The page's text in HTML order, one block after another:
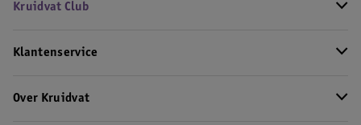
Kruidvat Club
Klantenservice
Over Kruidvat